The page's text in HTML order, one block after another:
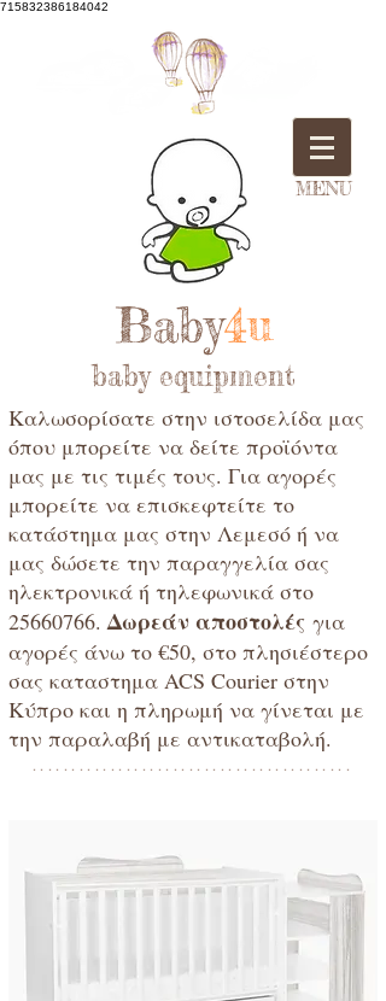
715832386184042
MENU
Baby4u
baby equipment
Καλωσορίσατε στην ιστοσελίδα μας
όπου μπορείτε να δείτε προϊόντα
μας με τις τιμές τους. Για αγορές
μπορείτε να επισκεφτείτε το
κατάστημα μας στην Λεμεσό ή να
μας δώσετε την παραγγελία σας
ηλεκτρονικά ή τηλεφωνικά στο
25660766.Δωρεάν αποστολές για
αγορές άνω το €50, στο πλησιέστερο
σας καταστημα ACS Courier στην
Κύπρο και η πληρωμή να γίνεται με
την παραλαβή με αντικαταβολή.
*****************************************